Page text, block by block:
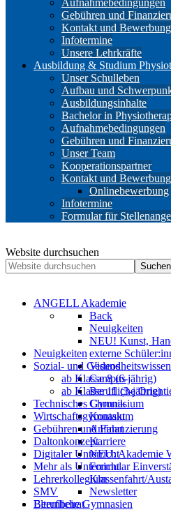
Aufnahmebedingungen
Gebühren und
Kontakt und Bewerbung
Infotermine
Unsere Lehrkräfte
Ausbildung & Studium
Unser Schulleben
Aufbau und
Ausbildungsinhalte
Bachelor in
Aufnahmebedingungen
Gebühren und
Unser Team
Kooperationspartner
Kontakt und Bewerbung
Onlinebewerbung
Infotermine
Formular für
Website durchsuchen
Suchen
ANGELL Akademie
Back
Neuigkeiten
NEU! Kunst,
externe
Videos
Campus
Berufliche
Chronik
Kontakt
Anfahrt
Karriere
NEU: Akademie
Formular
Klassenfahrt/
Newsletter
Berufliche Gymnasien
Neuigkeiten
Sozial- und
ab Klasse 8 (6-jährig)
ab Klasse 11 (3-jährig)
Technisches Gymnasium
Wirtschaftsgymnasium
Gebühren und Finanzierung
Daltonkonzept
Digitaler Unterricht
Mehr als Unterricht
Lehrerkollegium
SMV
Elternbeirat